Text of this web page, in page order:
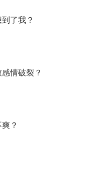
了我？
情破裂？
？